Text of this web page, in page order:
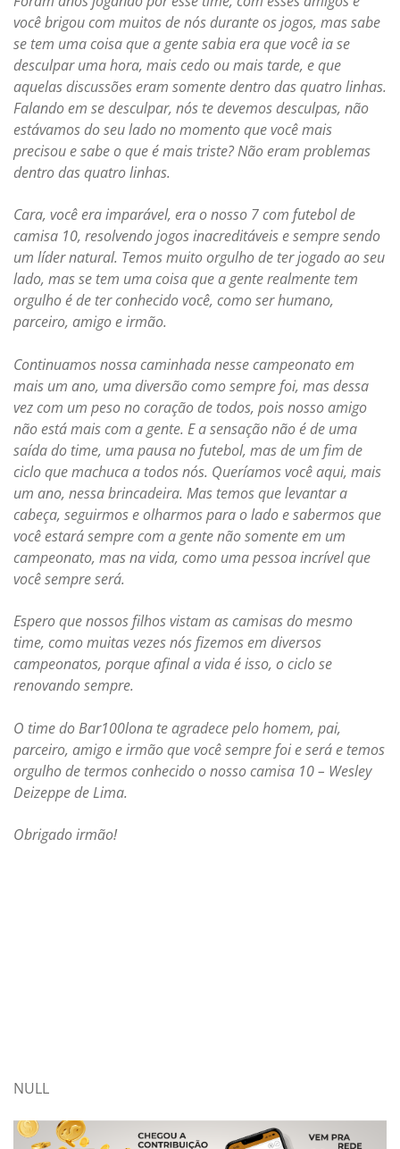
você brigou com muitos de nós durante os jogos, mas sabe
se tem uma coisa que a gente sabia era que você ia se
desculpar uma hora, mais cedo ou mais tarde, e que
aquelas discussões eram somente dentro das quatro linhas.
Falando em se desculpar, nós te devemos desculpas, não
estávamos do seu lado no momento que você mais
precisou e sabe o que é mais triste? Não eram problemas
dentro das quatro linhas.
Cara, você era imparável, era o nosso 7 com futebol de
camisa 10, resolvendo jogos inacreditáveis e sempre sendo
um líder natural. Temos muito orgulho de ter jogado ao seu
lado, mas se tem uma coisa que a gente realmente tem
orgulho é de ter conhecido você, como ser humano,
parceiro, amigo e irmão.
Continuamos nossa caminhada nesse campeonato em
mais um ano, uma diversão como sempre foi, mas dessa
vez com um peso no coração de todos, pois nosso amigo
não está mais com a gente. E a sensação não é de uma
saída do time, uma pausa no futebol, mas de um fim de
ciclo que machuca a todos nós. Queríamos você aqui, mais
um ano, nessa brincadeira. Mas temos que levantar a
cabeça, seguirmos e olharmos para o lado e sabermos que
você estará sempre com a gente não somente em um
campeonato, mas na vida, como uma pessoa incrível que
você sempre será.
Espero que nossos filhos vistam as camisas do mesmo
time, como muitas vezes nós fizemos em diversos
campeonatos, porque afinal a vida é isso, o ciclo se
renovando sempre.
O time do Bar100lona te agradece pelo homem, pai,
parceiro, amigo e irmão que você sempre foi e será e temos
orgulho de termos conhecido o nosso camisa 10 – Wesley
Deizeppe de Lima.
Obrigado irmão!
NULL